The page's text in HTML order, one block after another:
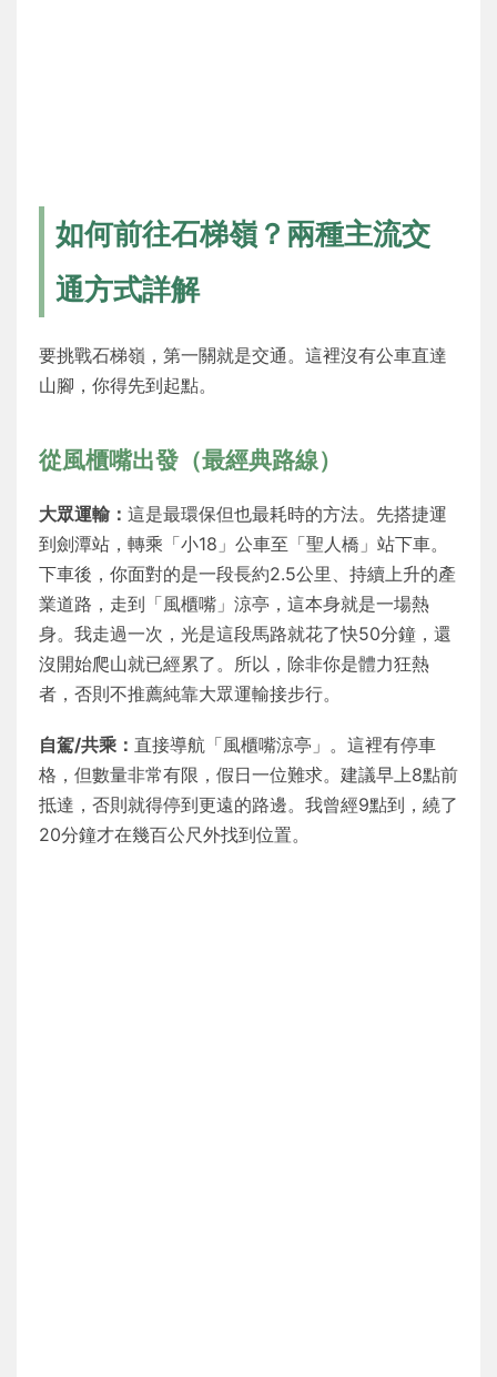
如何前往石梯嶺？兩種主流交
通方式詳解
要挑戰石梯嶺，第一關就是交通。這裡沒有公車直達
山腳，你得先到起點。
從風櫃嘴出發（最經典路線）
大眾運輸： 這是最環保但也最耗時的方法。先搭捷運
到劍潭站，轉乘「小18」公車至「聖人橋」站下車。
下車後，你面對的是一段長約2.5公里、持續上升的產
業道路，走到「風櫃嘴」涼亭，這本身就是一場熱
身。我走過一次，光是這段馬路就花了快50分鐘，還
沒開始爬山就已經累了。所以，除非你是體力狂熱
者，否則不推薦純靠大眾運輸接步行。
自駕/共乘： 直接導航「風櫃嘴涼亭」。這裡有停車
格，但數量非常有限，假日一位難求。建議早上8點前
抵達，否則就得停到更遠的路邊。我曾經9點到，繞了
20分鐘才在幾百公尺外找到位置。